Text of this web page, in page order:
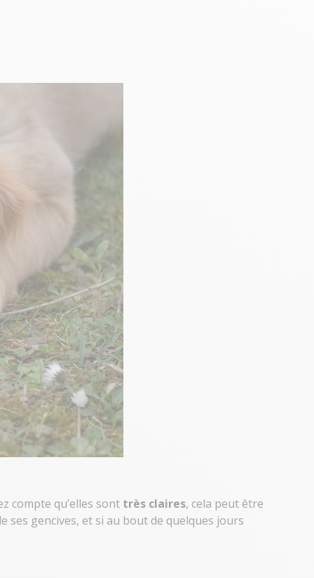
compte qu’elles sont très claires, cela peut être
ses gencives, et si au bout de quelques jours